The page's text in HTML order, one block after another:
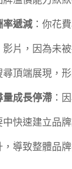
率遞減：你花
片，因為未
頂端展現，
成長停滯 ：
快速建立品
導致整體品